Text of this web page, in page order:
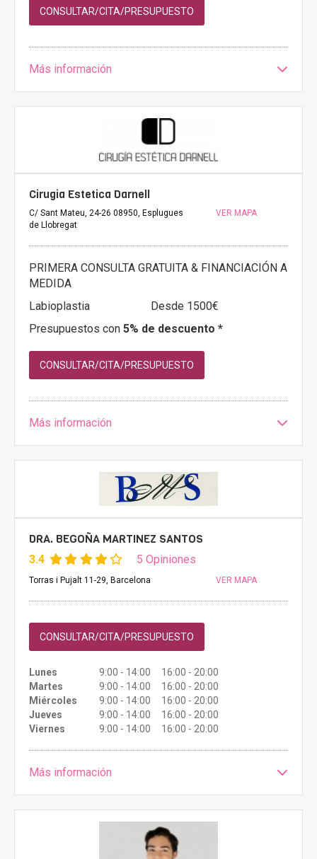
CONSULTAR/CITA/PRESUPUESTO
Más información
Cirugia Estetica Darnell
C/ Sant Mateu, 24-26 08950, Esplugues
de Llobregat
VER MAPA
PRIMERA CONSULTA GRATUITA & FINANCIACIÓN A
MEDIDA
Labioplastia
Desde 1500€
Presupuestos con 5% de descuento *
CONSULTAR/CITA/PRESUPUESTO
Más información
DRA. BEGOÑA MARTINEZ SANTOS
3.4 5 Opiniones
Torras i Pujalt 11-29, Barcelona VER MAPA
CONSULTAR/CITA/PRESUPUESTO
Lunes
9:00 - 14:00 16:00 - 20:00
Martes
9:00 - 14:00 16:00 - 20:00
Miércoles
9:00 - 14:00 16:00 - 20:00
Jueves
9:00 - 14:00 16:00 - 20:00
Viernes
9:00 - 14:00 16:00 - 20:00
Más información